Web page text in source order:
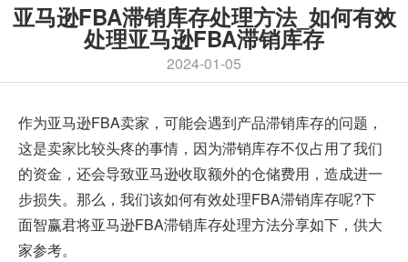
亚马逊FBA滞销库存处理方法_如何有效
处理亚马逊FBA滞销库存
2024-01-05
作为亚马逊FBA卖家 ，可能会遇到产品滞销库存的问题，
这是卖家比较头疼的事情，因为滞销库存不仅占用了我们
的资金，还会导致亚马逊收取额外的仓储费用，造成进一
步损失。那么，我们该如何有效处理FBA滞销库存呢?下
面智赢君将亚马逊FBA滞销库存处理方法分享如下，供大
家参考。